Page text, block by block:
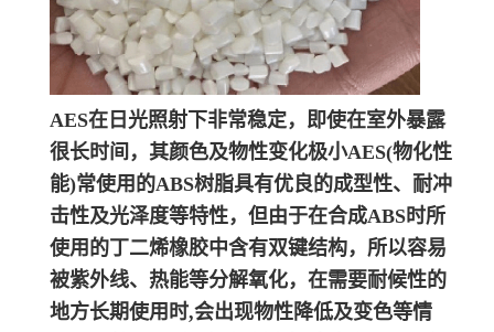
AES在日光照射下非常稳定，即使在室外暴露
很长时间，其颜色及物性变化极小AES(物化性
能)常使用的ABS树脂具有优良的成型性、耐冲
击性及光泽度等特性，但由于在合成ABS时所
使用的丁二烯橡胶中含有双键结构，所以容易
被紫外线、热能等分解氧化，在需要耐候性的
地方长期使用时,会出现物性降低及变色等情